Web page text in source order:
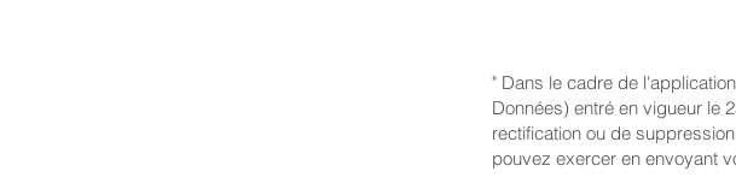
" Dans le cadre de
Données) entré en vigueur le
rectification ou de
pouvez exercer en envoyant